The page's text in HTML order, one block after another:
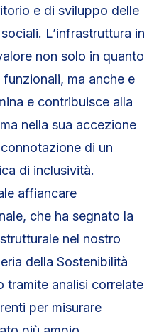
e di sviluppo delle
L’infrastruttura in
non solo in quanto
ma anche e
e contribuisce alla
nella sua accezione
di un
di inclusività.
affiancare
che ha segnato la
nel nostro
della Sostenibilità
tramite analisi correlate
per misurare